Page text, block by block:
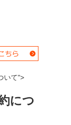
いて">
につ